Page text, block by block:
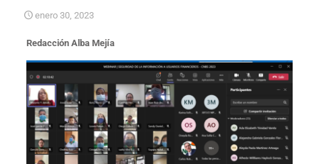
enero 30, 2023
Redacción Alba Mejía